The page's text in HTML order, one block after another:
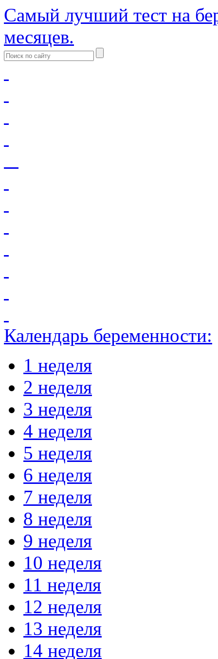
Самый лучший тест на
месяцев.
Календарь беременности:
1 неделя
2 неделя
3 неделя
4 неделя
5 неделя
6 неделя
7 неделя
8 неделя
9 неделя
10 неделя
11 неделя
12 неделя
13 неделя
14 неделя